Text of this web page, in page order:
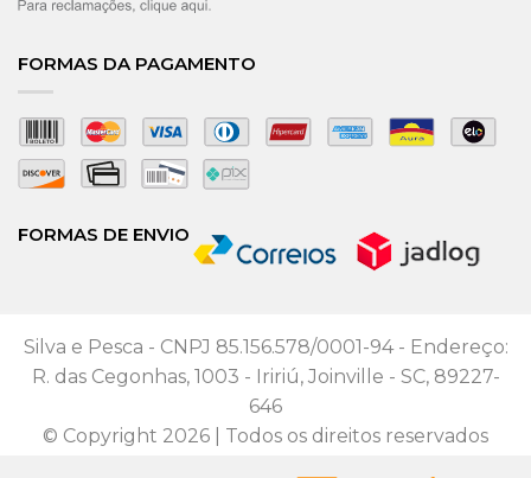
FORMAS DA PAGAMENTO
FORMAS DE ENVIO
Silva e Pesca - CNPJ 85.156.578/0001-94 - Endereço:
R. das Cegonhas, 1003 - Iririú, Joinville - SC, 89227-
646
© Copyright 2026 | Todos os direitos reservados